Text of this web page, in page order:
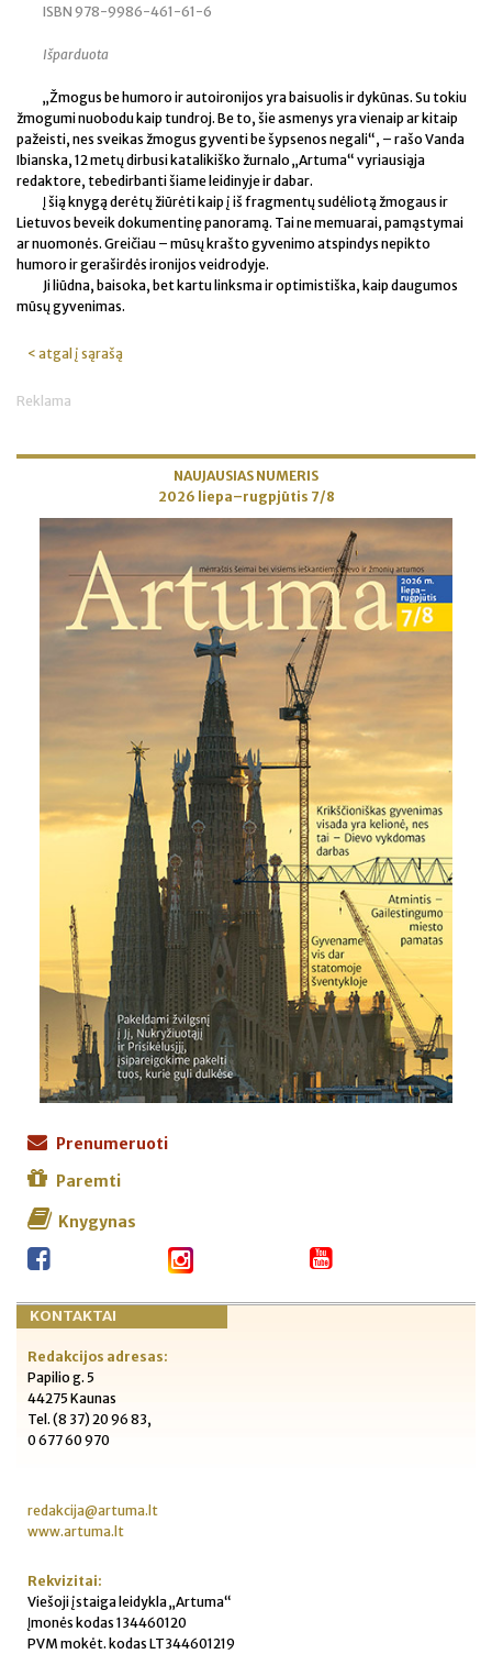
ISBN 978-9986-461-61-6
Išparduota
„Žmogus be humoro ir autoironijos yra baisuolis ir dykūnas. Su tokiu
žmogumi nuobodu kaip tundroj. Be to, šie asmenys yra vienaip ar kitaip
pažeisti, nes sveikas žmogus gyventi be šypsenos negali“, – rašo Vanda
Ibianska, 12 metų dirbusi katalikiško žurnalo „Artuma“ vyriausiąja
redaktore, tebedirbanti šiame leidinyje ir dabar.
Į šią knygą derėtų žiūrėti kaip į iš fragmentų sudėliotą žmogaus ir
Lietuvos beveik dokumentinę panoramą. Tai ne memuarai, pamąstymai
ar nuomonės. Greičiau – mūsų krašto gyvenimo atspindys nepikto
humoro ir geraširdės ironijos veidrodyje.
Ji liūdna, baisoka, bet kartu linksma ir optimistiška, kaip daugumos
mūsų gyvenimas.
< atgal į sąrašą
Reklama
NAUJAUSIAS NUMERIS
2026 liepa–rugpjūtis 7/8
Prenumeruoti
Paremti
Knygynas
KONTAKTAI
Redakcijos adresas:
Papilio g. 5
44275 Kaunas
Tel. (8 37) 20 96 83,
0 677 60 970
redakcija@artuma.lt
www.artuma.lt
Rekvizitai:
Viešoji įstaiga leidykla „Artuma“
Įmonės kodas 134460120
PVM mokėt. kodas LT344601219